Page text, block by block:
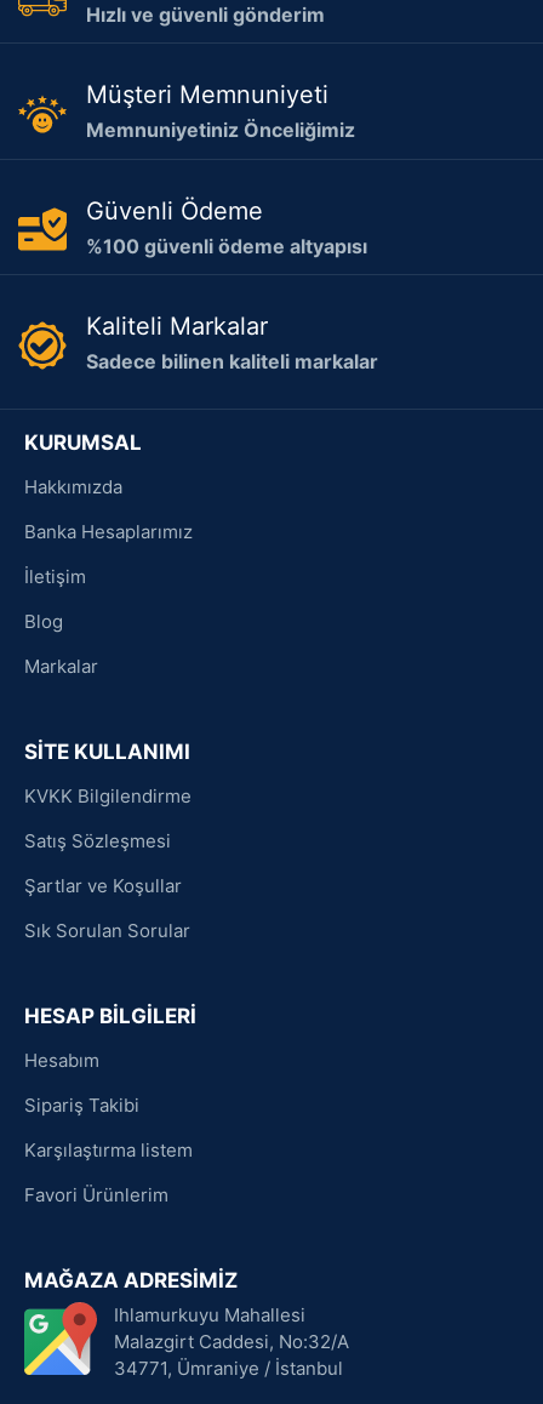
Hızlı ve güvenli gönderim
Müşteri Memnuniyeti
Memnuniyetiniz Önceliğimiz
Güvenli Ödeme
%100 güvenli ödeme altyapısı
Kaliteli Markalar
Sadece bilinen kaliteli markalar
KURUMSAL
Hakkımızda
Banka Hesaplarımız
İletişim
Blog
Markalar
SİTE KULLANIMI
KVKK Bilgilendirme
Satış Sözleşmesi
Şartlar ve Koşullar
Sık Sorulan Sorular
HESAP BİLGİLERİ
Hesabım
Sipariş Takibi
Karşılaştırma listem
Favori Ürünlerim
MAĞAZA ADRESİMİZ
Ihlamurkuyu Mahallesi
Malazgirt Caddesi, No:32/A
34771, Ümraniye / İstanbul